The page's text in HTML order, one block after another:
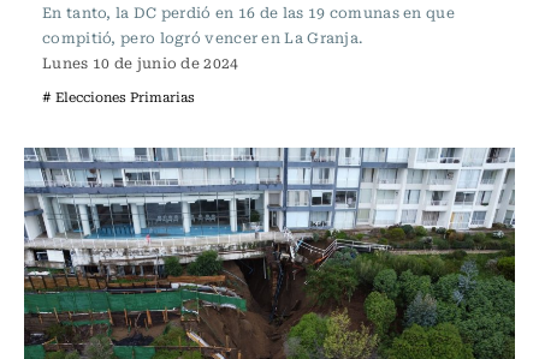
En tanto, la DC perdió en 16 de las 19 comunas en que
compitió, pero logró vencer en La Granja.
Lunes 10 de junio de 2024
# Elecciones Primarias